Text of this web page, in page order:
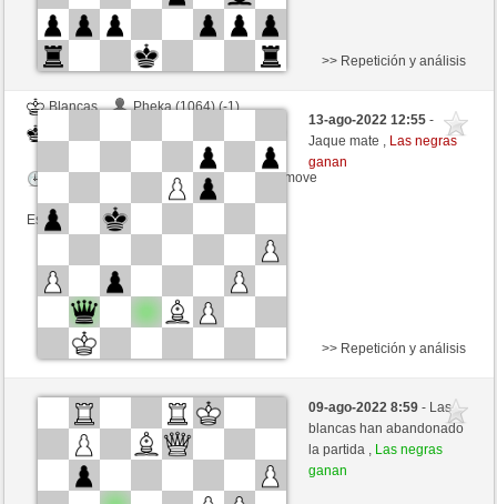
Blancas
Pheka (1064) (-1)
Tiempo: 15 minutes/side + 10 seconds/move
Esta partida es por puntos
>> Repetición y análisis
13-ago-2022 12:55-
Jaque mate , Las negras
ganan
Negras
Patzer-For-Life (1910) (+8)
Blancas
luismsb (1733) (-8)
Tiempo: 16 minutes/side + 16 seconds/move
>> Repetición y análisis
09-ago-2022 8:59- Las
blancas han abandonado
la partida , Las negras
ganan